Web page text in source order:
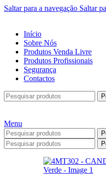
Saltar para a navegação Saltar
Início
Sobre Nós
Produtos Venda Livre
Produtos Profissionais
Segurança
Contactos
Menu